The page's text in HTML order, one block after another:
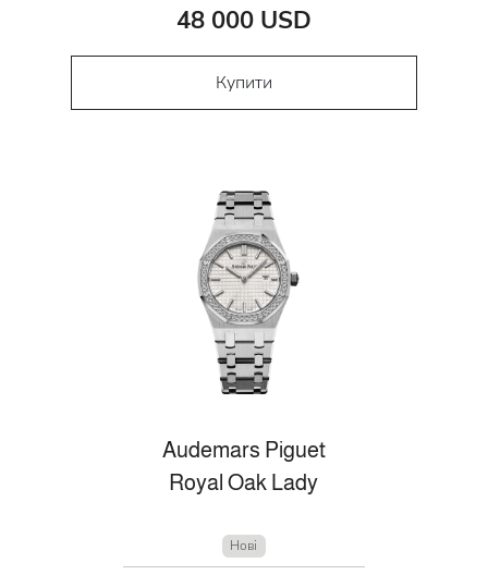
48 000 USD
Купити
Audemars Piguet
Royal Oak Lady
Нові